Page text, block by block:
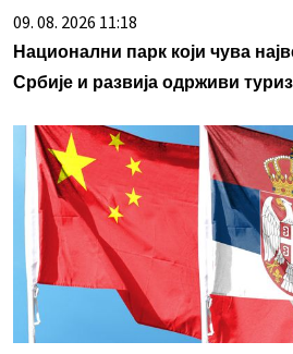
09. 08. 2026 11:18
Национални парк који чува
Србије и развија одрживи